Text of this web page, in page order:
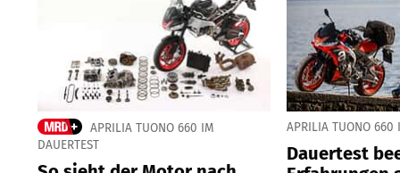
APRILIA TUONO 660 IM
DAUERTEST
APRILIA TUONO 660
Dauertest